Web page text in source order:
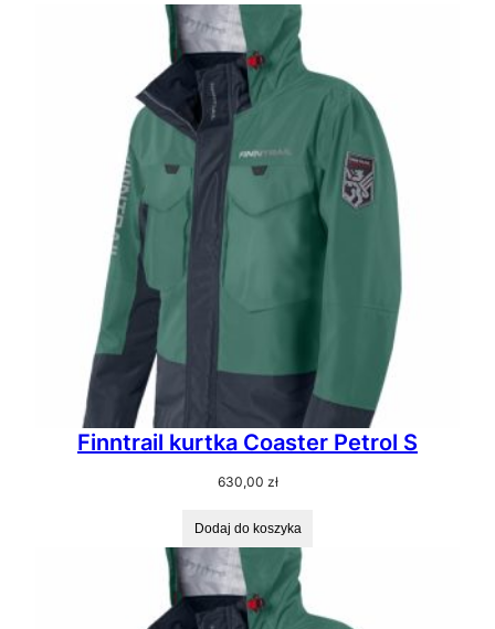
Finntrail kurtka Coaster Petrol S
630,00 zł
Dodaj do koszyka